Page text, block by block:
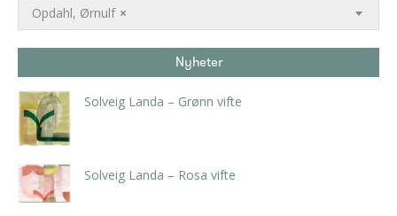
×
Opdahl, Ørnulf
Nyheter
Solveig Landa – Grønn vifte
Solveig Landa – Rosa vifte